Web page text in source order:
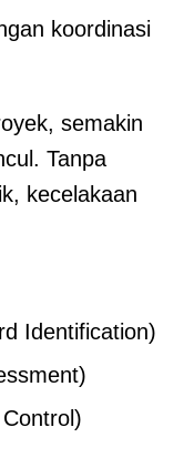
koordinasi
semakin
Tanpa
kecelakaan
Identification)